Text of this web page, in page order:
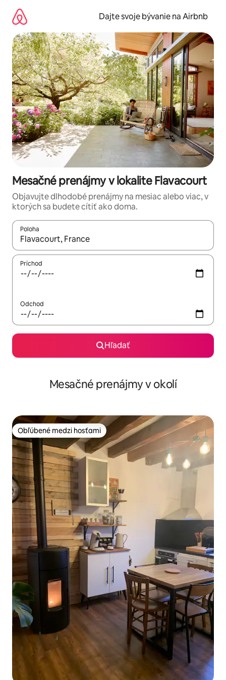
obsah.
Dajte svoje bývanie na Airbnb
Mesačné prenájmy v lokalite Flavacourt
Objavujte dlhodobé prenájmy na mesiac alebo viac, v
ktorých sa budete cítiť ako doma.
Poloha
Keď budú výsledky k dispozícii, môžete si ich prechádzať
Príchod
Odchod
Hľadať
Mesačné prenájmy v okolí
Obľúbené medzi hosťami
Obľúbené medzi hosťami